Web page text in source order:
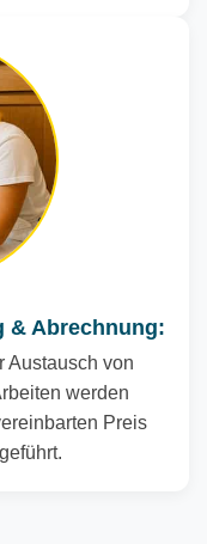
& Abrechnung:
Austausch von
werden
Preis